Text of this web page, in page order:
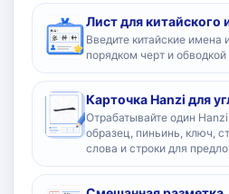
Лист для китайского
Введите китайские имена
порядком черт и
Карточка Hanzi для
Отрабатывайте один
образец, пиньинь, ключ,
слова и строки для